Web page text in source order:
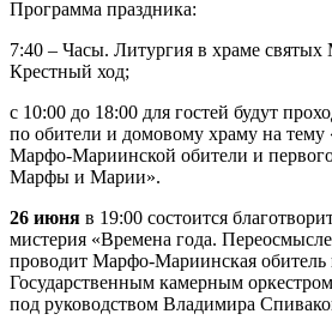
Программа праздника:
7:40 – Часы. Литургия в храме
Крестный ход;
с 10:00 до 18:00 для гостей будут
по обители и домовому храму на тему
Марфо-Мариинской обители и
Марфы и Марии».
26 июня в 19:00 состоится
мистерия «Времена года.
проводит Марфо-Мариинская обитель
Государственным камерным
под руководством Владимира